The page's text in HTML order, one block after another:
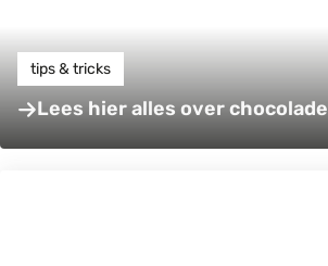
tips & tricks
Lees hier alles over chocolade